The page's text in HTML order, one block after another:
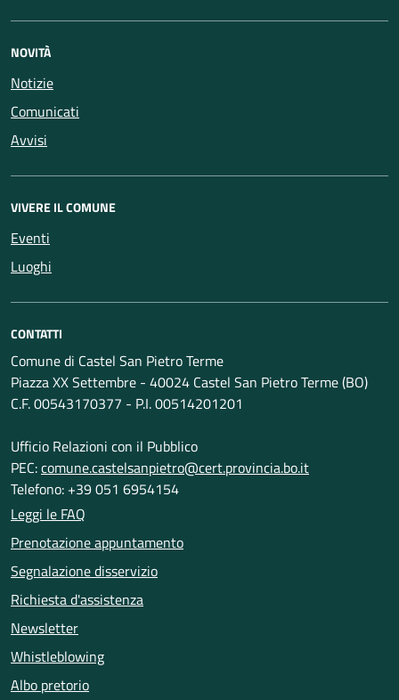
NOVITÀ
Notizie
Comunicati
Avvisi
VIVERE IL COMUNE
Eventi
Luoghi
CONTATTI
Comune di Castel San Pietro Terme
Piazza XX Settembre - 40024 Castel San Pietro Terme (BO)
C.F. 00543170377 - P.I. 00514201201
Ufficio Relazioni con il Pubblico
PEC:comune.castelsanpietro@cert.provincia.bo.it
Telefono: +39 051 6954154
Leggi le FAQ
Prenotazione appuntamento
Segnalazione disservizio
Richiesta d'assistenza
Newsletter
Whistleblowing
Albo pretorio